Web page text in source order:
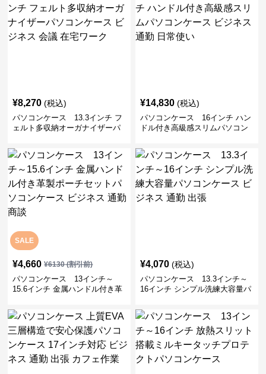
¥8,270 (税込)
パソコンケース 13.3インチ フ
ェルト多収納オーガナイザーパ
宅ワーク
¥14,830 (税込)
パソコンケース 16インチ ハン
ドル付き高級感スリムパソコン
SALE
¥4,660 ¥6130(割引前)
パソコンケース 13インチ～
15.6インチ 金属ハンドル付き革
ビジネス 通勤 商談
¥4,070 (税込)
パソコンケース 13.3インチ～
16インチ シンプル洗練大容量パ
張